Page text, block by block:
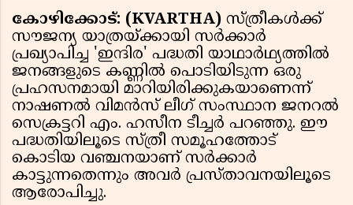
കോഴിക്കോട്: (KVARTHA) സ്ത്രീകൾക്ക്
സൗജന്യ യാത്രയ്ക്കായി സർക്കാർ
പ്രഖ്യാപിച്ച 'ഇന്ദിര' പദ്ധതി യാഥാർഥ്യത്തിൽ
ജനങ്ങളുടെ കണ്ണിൽ പൊടിയിടുന്ന ഒരു
പ്രഹസനമായി മാറിയിരിക്കുകയാണെന്ന്
നാഷണൽ വിമൻസ് ലീഗ് സംസ്ഥാന ജനറൽ
സെക്രട്ടറി എം. ഹസീന ടീച്ചർ പറഞ്ഞു. ഈ
പദ്ധതിയിലൂടെ സ്ത്രീ സമൂഹത്തോട്
കൊടിയ വഞ്ചനയാണ് സർക്കാർ
കാട്ടുന്നതെന്നും അവർ പ്രസ്താവനയിലൂടെ
ആരോപിച്ചു.